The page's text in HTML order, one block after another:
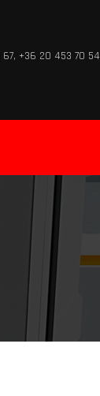
+36 20 453 70 54